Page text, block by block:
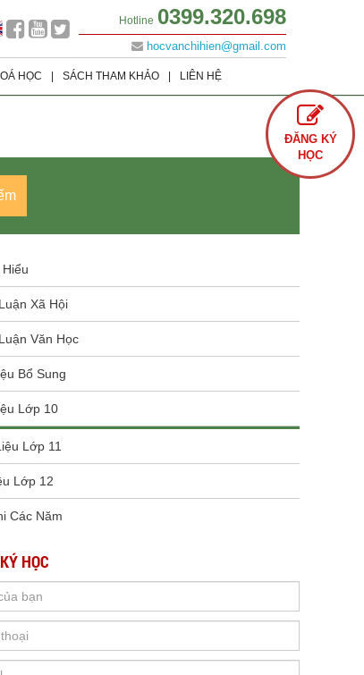
ĐĂNG KÝ
HỌC
Hotline 0399.320.698
hocvanchihien@gmail.com
HỌC SÁCH THAM KHẢO LIÊN HỆ
Xã Hội
Văn Học
Bổ Sung
Lớp 10
Lớp 11
Lớp 12
Các Năm
HỌC